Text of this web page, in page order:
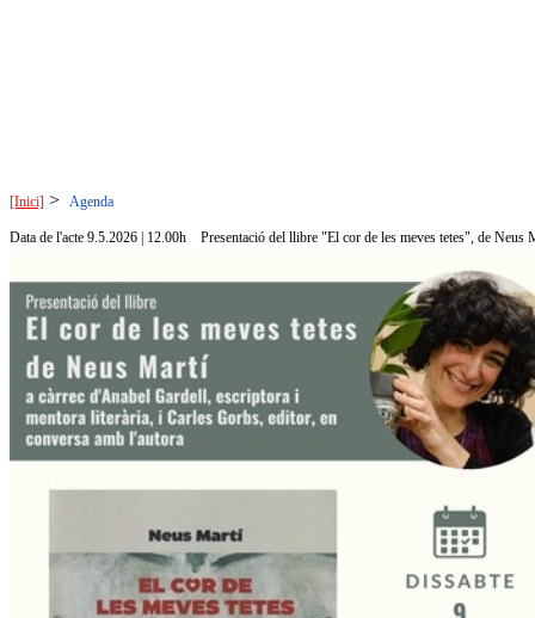
[Inici] > Agenda
Data de l'acte 9.5.2026 | 12.00h Presentació del llibre "El cor de les meves tetes", de Neus